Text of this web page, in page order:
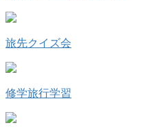
旅先クイズ会
修学旅行学習